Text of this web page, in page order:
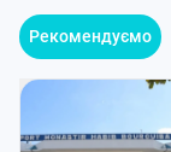
Рекомендуємо